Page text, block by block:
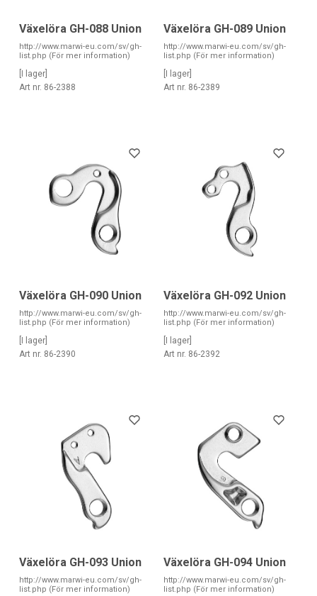
Växelöra GH-088 Union
http://www.marwi-eu.com/sv/gh-
list.php (För mer information)
[I lager]
Art nr. 86-2388
Växelöra GH-089 Union
http://www.marwi-eu.com/sv/gh-
list.php (För mer information)
[I lager]
Art nr. 86-2389
Växelöra GH-090 Union
http://www.marwi-eu.com/sv/gh-
list.php (För mer information)
[I lager]
Art nr. 86-2390
Växelöra GH-092 Union
http://www.marwi-eu.com/sv/gh-
list.php (För mer information)
[I lager]
Art nr. 86-2392
Växelöra GH-093 Union
http://www.marwi-eu.com/sv/gh-
list.php (För mer information)
Växelöra GH-094 Union
http://www.marwi-eu.com/sv/gh-
list.php (För mer information)